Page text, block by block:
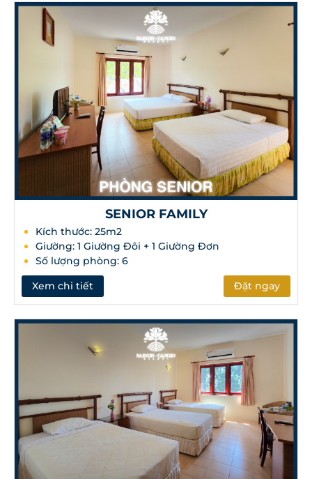
SENIOR FAMILY
Kích thước: 25m2
Giường: 1 Giường Đôi + 1 Giường Đơn
Số lượng phòng: 6
Xem chi tiết
Đặt ngay